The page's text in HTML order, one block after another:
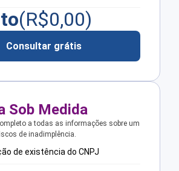
(R$0,00)
Consultar grátis
Sob Medida
a todas as informações sobre um
de inadimplência.
de existência do CNPJ